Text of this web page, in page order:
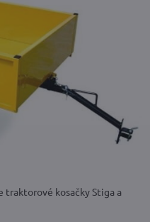
traktorové kosačky Stiga a